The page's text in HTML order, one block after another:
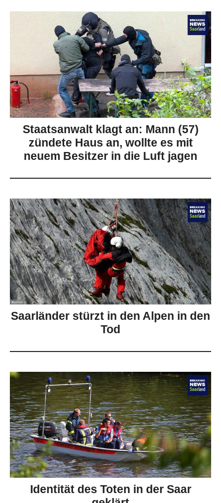
Staatsanwalt klagt an: Mann (57)
zündete Haus an, wollte es mit
neuem Besitzer in die Luft jagen
Saarländer stürzt in den Alpen in den
Tod
Identität des Toten in der Saar